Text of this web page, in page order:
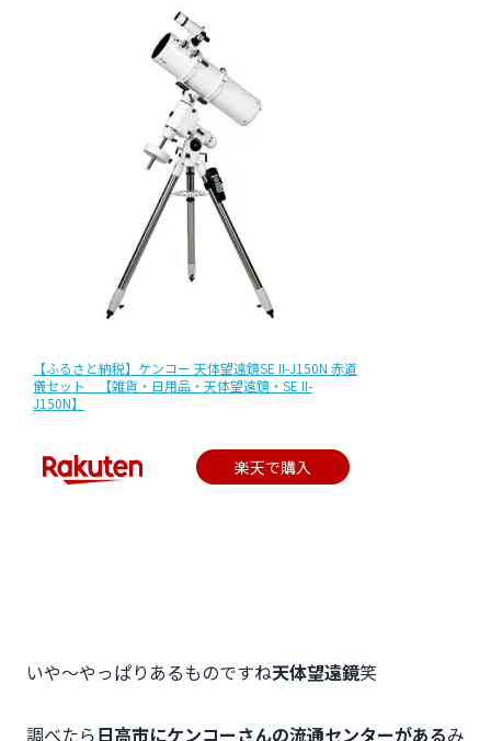
【ふるさと納税】ケンコー 天体望遠鏡SE II-J150N 赤道
儀セット 【雑貨・日用品・天体望遠鏡・SE II-
J150N】
楽天で購入
いや～やっぱりあるものですね天体望遠鏡笑
調べたら日高市にケンコーさんの流通センターがあるみ